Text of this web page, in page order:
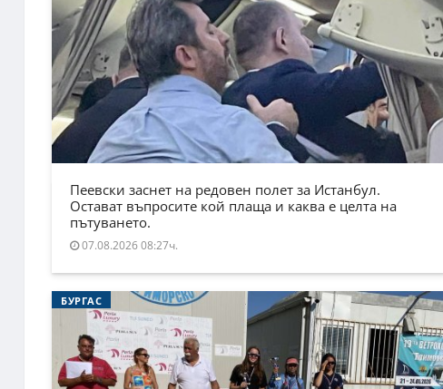
Пеевски заснет на редовен полет за Истанбул.
Остават въпросите кой плаща и каква е целта на
пътуването.
07.08.2026 08:27ч.
БУРГАС